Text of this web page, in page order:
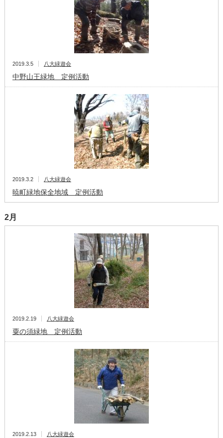
2019.3.5 八大緑遊会
中野山王緑地 定例活動
2019.3.2 八大緑遊会
暁町緑地保全地域 定例活動
2月
2019.2.19 八大緑遊会
粟の須緑地 定例活動
2019.2.13 八大緑遊会